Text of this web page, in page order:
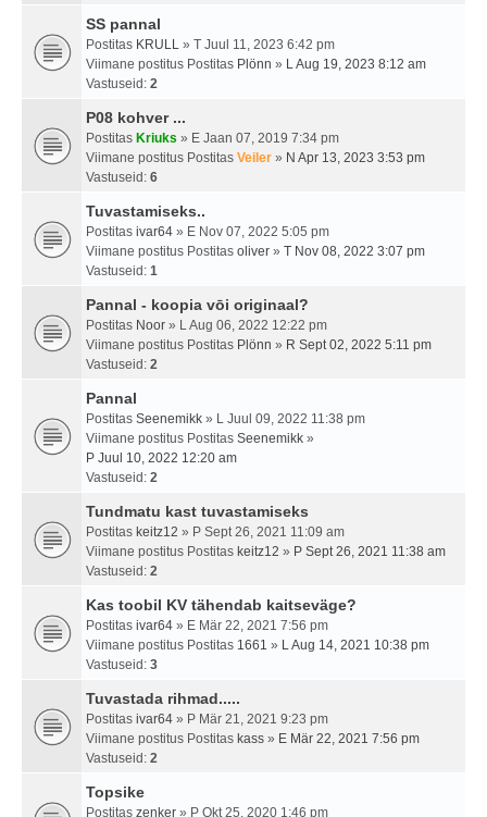
SS pannal
Postitas KRULL » T Juul 11, 2023 6:42 pm
Viimane postitus Postitas Plönn » L Aug 19, 2023 8:12 am
Vastuseid: 2
P08 kohver ...
Postitas Kriuks » E Jaan 07, 2019 7:34 pm
Viimane postitus Postitas Veiler » N Apr 13, 2023 3:53 pm
Vastuseid: 6
Tuvastamiseks..
Postitas ivar64 » E Nov 07, 2022 5:05 pm
Viimane postitus Postitas oliver » T Nov 08, 2022 3:07 pm
Vastuseid: 1
Pannal - koopia vōi originaal?
Postitas Noor » L Aug 06, 2022 12:22 pm
Viimane postitus Postitas Plönn » R Sept 02, 2022 5:11 pm
Vastuseid: 2
Pannal
Postitas Seenemikk » L Juul 09, 2022 11:38 pm
Viimane postitus Postitas Seenemikk »
P Juul 10, 2022 12:20 am
Vastuseid: 2
Tundmatu kast tuvastamiseks
Postitas keitz12 » P Sept 26, 2021 11:09 am
Viimane postitus Postitas keitz12 » P Sept 26, 2021 11:38 am
Vastuseid: 2
Kas toobil KV tähendab kaitseväge?
Postitas ivar64 » E Mär 22, 2021 7:56 pm
Viimane postitus Postitas 1661 » L Aug 14, 2021 10:38 pm
Vastuseid: 3
Tuvastada rihmad.....
Postitas ivar64 » P Mär 21, 2021 9:23 pm
Viimane postitus Postitas kass » E Mär 22, 2021 7:56 pm
Vastuseid: 2
Topsike
Postitas zenker » P Okt 25, 2020 1:46 pm